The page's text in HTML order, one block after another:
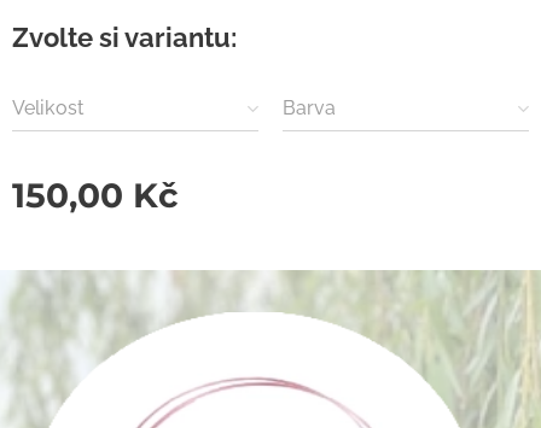
Zvolte si variantu:
Velikost Barva
150,00 Kč